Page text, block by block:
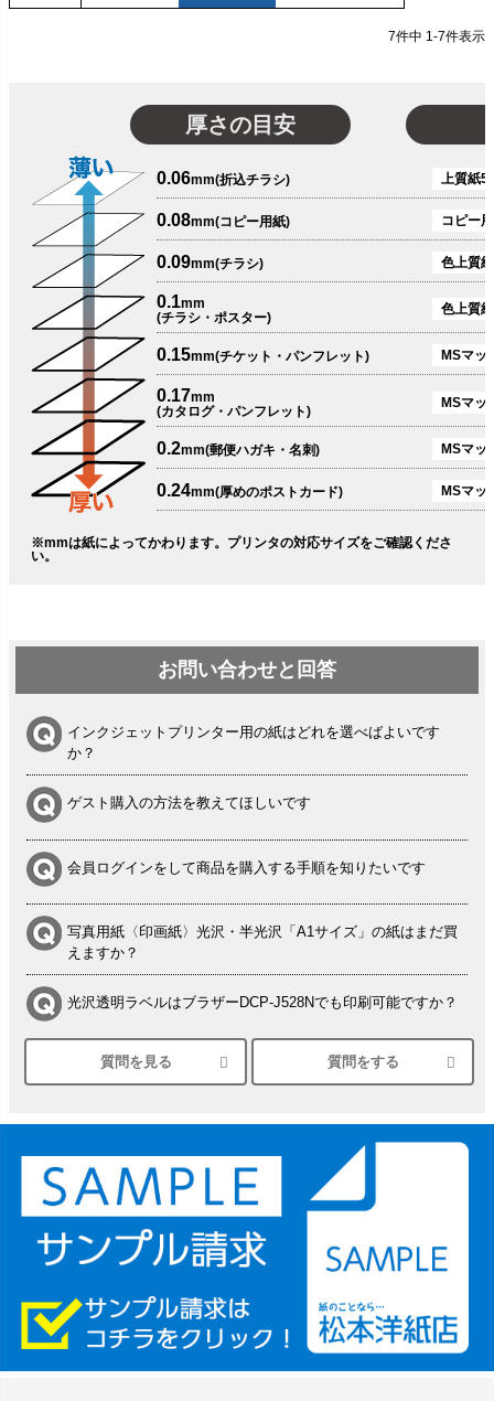
7件中 1-7件表示
厚さの目安
0.06mm(折込チラシ) 上質紙
0.08mm(コピー用紙) コピー
0.09mm(チラシ) 色上質
0.1mm
(チラシ・ポスター)
色上質
0.15mm(チケット・パンフレット) MSマッ
0.17mm
(カタログ・パンフレット)
MSマッ
0.2mm(郵便ハガキ・名刺) MSマッ
0.24mm(厚めのポストカード) MSマッ
※mmは紙によってかわります。プリンタの対応サイズをご確認くださ
い。
お問い合わせと回答
インクジェットプリンター用の紙はどれを選べばよいです
か？
ゲスト購入の方法を教えてほしいです
会員ログインをして商品を購入する手順を知りたいです
写真用紙〈印画紙〉光沢・半光沢「A1サイズ」の紙はまだ買
えますか？
光沢透明ラベルはブラザーDCP-J528Nでも印刷可能ですか？
シルバーペーパーにEPSON EP-30VAで印刷するときの設定
は？
ーSC-P8050に対応してますか
塩ビのロール紙で離型紙が透明の商品はありますか
つや消し半透明ラベルのロールタイプはありますか？
縦420mm×横650mmの包装紙に適した紙はありますか？
質問を見る 質問をする